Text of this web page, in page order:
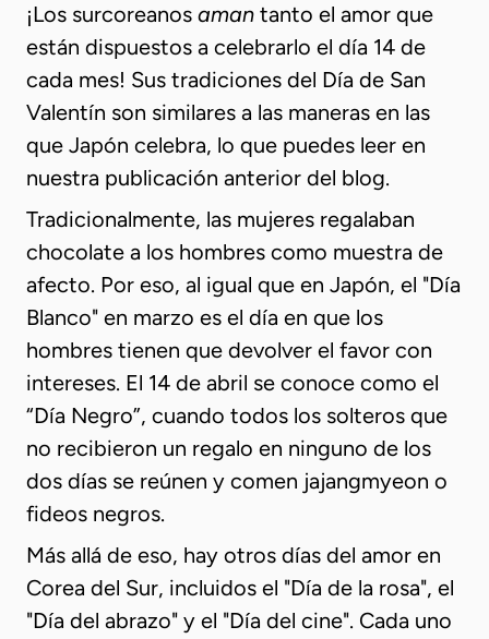
¡Los surcoreanos aman tanto el amor que
están dispuestos a celebrarlo el día 14 de
cada mes! Sus tradiciones del Día de San
Valentín son similares a las maneras en las
que Japón celebra, lo que puedes leer en
nuestra publicación anterior del blog.
Tradicionalmente, las mujeres regalaban
chocolate a los hombres como muestra de
afecto. Por eso, al igual que en Japón, el "Día
Blanco" en marzo es el día en que los
hombres tienen que devolver el favor con
intereses. El 14 de abril se conoce como el
“Día Negro”, cuando todos los solteros que
no recibieron un regalo en ninguno de los
dos días se reúnen y comen jajangmyeon o
fideos negros.
Más allá de eso, hay otros días del amor en
Corea del Sur, incluidos el "Día de la rosa", el
"Día del abrazo" y el "Día del cine". Cada uno